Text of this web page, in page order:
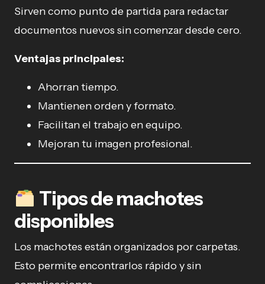
Sirven como punto de partida para redactar
documentos nuevos sin comenzar desde cero.
Ventajas principales:
Ahorran tiempo.
Mantienen orden y formato.
Facilitan el trabajo en equipo.
Mejoran tu imagen profesional.
Tipos de machotes
disponibles
Los machotes están organizados por carpetas.
Esto permite encontrarlos rápido y sin